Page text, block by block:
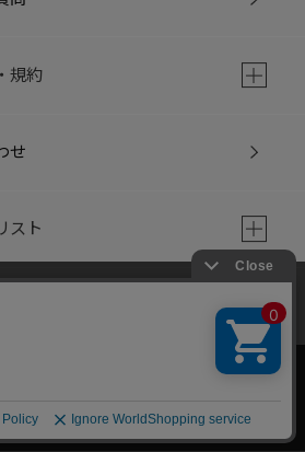
規約
せ
スト
COMPANY. All rights reserved.
上およびコンテンツの最適な提供、ト
してCookieを使用しています。
場合、Cookieの利用に同意したことも
承諾する